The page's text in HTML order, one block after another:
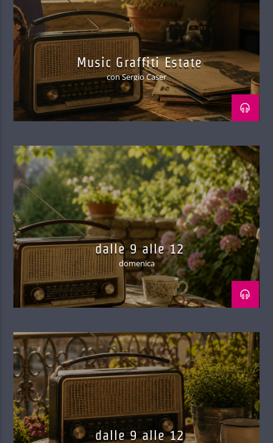
Music Graffiti Estate
con Sergio Caser
dalle 9 alle 12
domenica
dalle 9 alle 12